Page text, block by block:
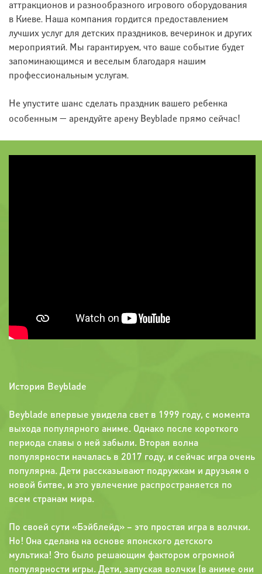
аттракционов и разнообразного игрового оборудования
в Киеве. Наша компания гордится предоставлением
лучших услуг для детских праздников, вечеринок и других
мероприятий. Мы гарантируем, что ваше событие будет
запоминающимся и веселым благодаря нашим
профессиональным услугам.
Не упустите шанс сделать праздник вашего ребенка
особенным — арендуйте арену Beyblade прямо сейчас!
История Beyblade
Beyblade впервые увидела свет в 1999 году, с момента
выхода популярного аниме. Однако после короткого
периода славы о ней забыли. Вторая волна
популярности началась в 2017 году, и сейчас игра очень
популярна. Дети рассказывают подружкам и друзьям о
новой битве, и это увлечение распространяется по
всем странам мира.
По своей сути «Бэйблейд» – это простая игра в волчки.
Но! Она сделана на основе японского детского
мультика! Это было решающим фактором огромной
популярности игры. Дети, запуская волчки (в аниме они